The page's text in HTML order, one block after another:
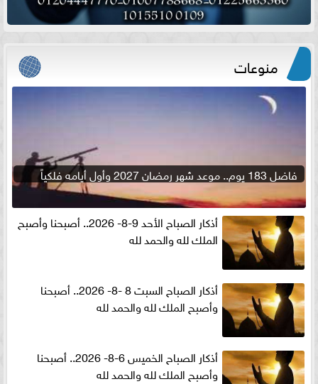
منوعات
فاضل 183 يوم.. موعد شهر رمضان 2027 وأول أيامه فلكياً
أذكار الصباح الأحد 9-8- 2026.. أصبحنا وأصبح
الملك لله والحمد لله
أذكار الصباح السبت 8 -8- 2026.. أصبحنا
وأصبح الملك لله والحمد لله
أذكار الصباح الخميس 6-8- 2026.. أصبحنا
وأصبح الملك لله والحمد لله